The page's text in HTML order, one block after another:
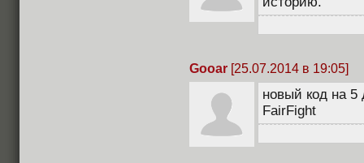
Gooar [25.07.2014 в 19:05]
новый код на 5
FairFight